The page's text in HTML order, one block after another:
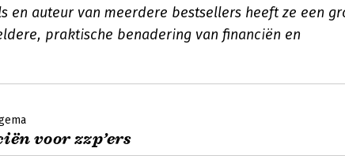
en auteur van meerdere bestsellers heeft ze een
praktische benadering van financiën en
voor zzp’ers